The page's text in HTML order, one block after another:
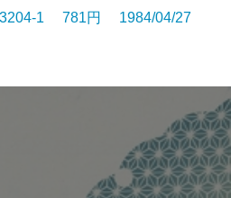
1 781円 1984/04/27